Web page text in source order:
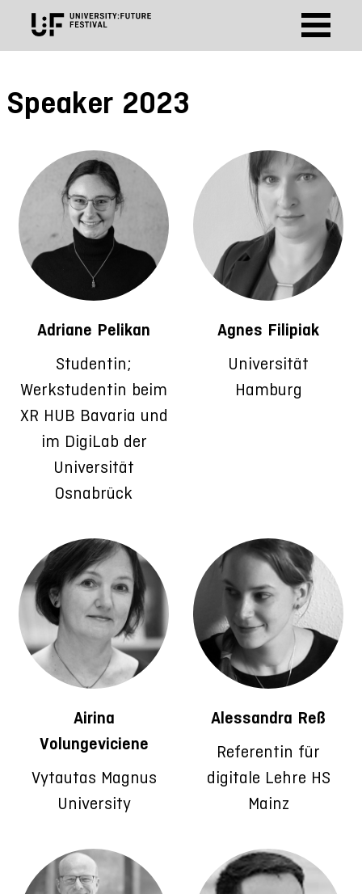
Speaker 2023
Adriane Pelikan
Studentin;
Werkstudentin beim
XR HUB Bavaria und
im DigiLab der
Universität
Osnabrück
Agnes Filipiak
Universität
Hamburg
Airina
Volungeviciene
Vytautas Magnus
University
Alessandra Reß
Referentin für
digitale Lehre HS
Mainz